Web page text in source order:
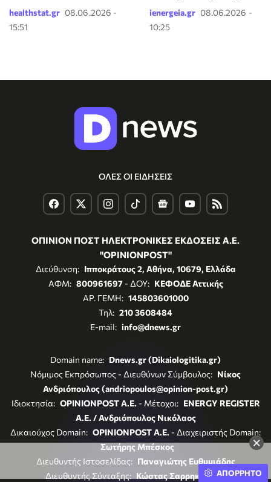
×
healthstat.gr 08.06.2026 -
15:51
ienergeia.gr 08.06.2026 -
10:25
ΟΛΕΣ ΟΙ ΕΙΔΗΣΕΙΣ
ΟΠΙΝΙΟΝ ΠΟΣΤ ΗΛΕΚΤΡΟΝΙΚΕΣ ΕΚΔΟΣΕΙΣ Α.Ε.
"OPINIONPOST"
Διεύθυνση: Ιπποκράτους 2, Αθήνα, 10679, Ελλάδα
ΑΦΜ: 800961697- ΔΟΥ: ΚΕΦΟΔΕ Αττικής
ΑΡ. ΓΕΜΗ: 145803601000
Τηλ: 210 3608484
E-mail: info@dnews.gr
Domain name: Dnews.gr (Dikaiologitika.gr)
Νόμιμος Εκπρόσωπος - Διευθύνων Σύμβουλος: Νίκος
Ανδριόπουλος (andriopoulos@opinion-post.gr)
Ιδιοκτησία: OPINIONPOST A.E. - Μέτοχοι: ENERGY REGISTER
Α.Ε. / Ανδριόπουλος Νικόλαος
Δικαιούχος Domain: OPINIONPOST A.E. - Διαχειριστής Domain:
Σωτήρης Μπέσκος
Διευθυντής Ιστοσελίδας: Παναγιώτης Ευθυμιάδης
Διευθυντής Σύνταξης: Κώστας ΣαρρηκώσταςΑΠΟΡΡΗΤΟ